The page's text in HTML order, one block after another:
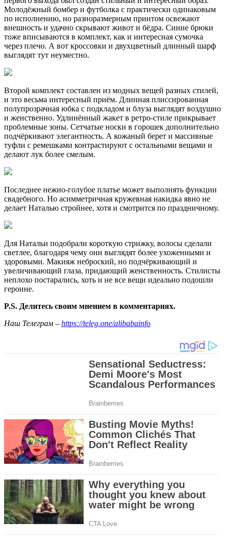
Молодёжный бомбер и футболка с практически одинаковым
по исполнению, но разноразмерным принтом освежают
внешность и удачно скрывают живот и бёдра. Синие брюки
тоже вписываются в комплект, как и интересная сумочка
через плечо. А вот кроссовки и двухцветный длинный шарф
выглядят тут неуместно.
Второй комплект составлен из модных вещей разных стилей,
и это весьма интересный приём. Длинная плиссированная
полупрозрачная юбка с подкладом и блуза выглядят воздушно
и женственно. Удлинённый жакет в ретро-стиле прикрывает
проблемные зоны. Сетчатые носки в горошек дополнительно
подчёркивают элегантность. А кожаный берет и массивные
туфли с ремешками контрастируют с остальными вещами и
делают лук более смелым.
Последнее нежно-голубое платье может выполнять функции
свадебного. Но асимметричная кружевная накидка явно не
делает Наталью стройнее, хотя и смотрится по праздничному.
Для Натальи подобрали короткую стрижку, волосы сделали
светлее, благодаря чему они выглядят более ухоженными и
здоровыми. Макияж неброский, но подчёркивающий и
увеличивающий глаза, придающий женственность. Стилисты
неплохо постарались, хоть и не все вещи идеально подошли
героине.
P.S. Делитесь своим мнением в комментариях.
Наш Телеграм – https://teleg.one/alibabainfo